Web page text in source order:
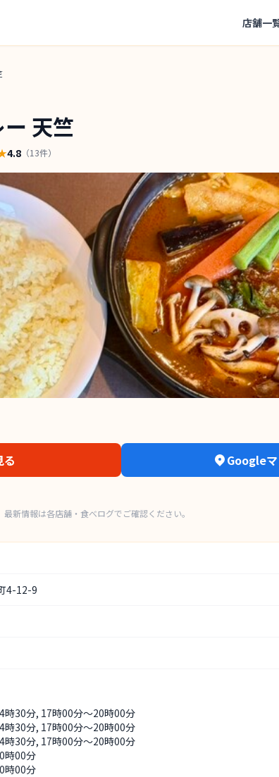
店舗一
天竺
4.8 （13件）
る
Google
新情報は各店舗・食べログでご確認ください。
4-12-9
時30分, 17時00分～20時00分
時30分, 17時00分～20時00分
時30分, 17時00分～20時00分
時00分
時00分